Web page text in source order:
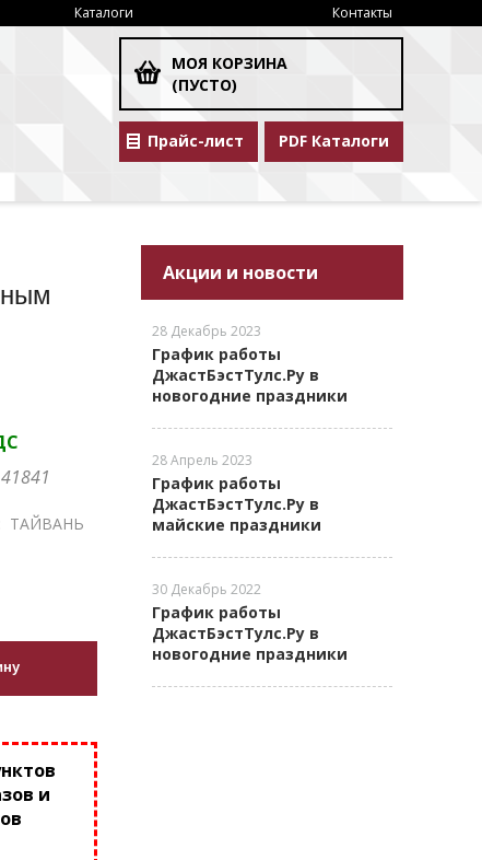
Каталоги Контакты
МОЯ КОРЗИНА
(ПУСТО)
Прайс-лист PDF Каталоги
ТАЙВАНЬ
и
Акции и новости
28 Декабрь 2023
График работы
ДжастБэстТулс.Ру в
новогодние праздники
28 Апрель 2023
График работы
ДжастБэстТулс.Ру в
майские праздники
30 Декабрь 2022
График работы
ДжастБэстТулс.Ру в
новогодние праздники